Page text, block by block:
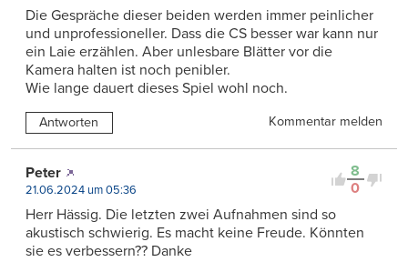
Die Gespräche dieser beiden werden immer peinlicher
und unprofessioneller. Dass die CS besser war kann nur
ein Laie erzählen. Aber unlesbare Blätter vor die
Kamera halten ist noch penibler.
Wie lange dauert dieses Spiel wohl noch.
Antworten Kommentar melden
8
0
Peter
21.06.2024 um 05:36
Herr Hässig. Die letzten zwei Aufnahmen sind so
akustisch schwierig. Es macht keine Freude. Könnten
sie es verbessern?? Danke